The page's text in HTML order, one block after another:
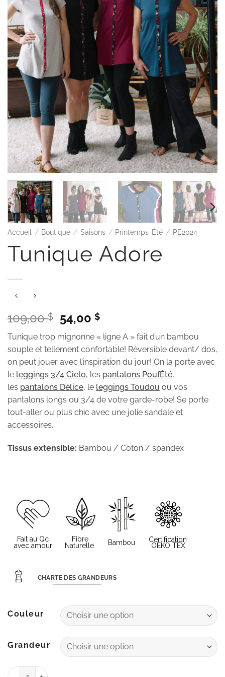
Accueil / Boutique / Saisons / Printemps-Été / PE2024
Tunique Adore
109,00$
Le
prix
initial
était :
109,00 $.
54,00$Le
prix
actuel
est :
54,00 $.
Tunique trop mignonne « ligne A » fait d’un bambou
souple et tellement confortable! Réversible devant/ dos,
on peut jouer avec l’inspiration du jour! On la porte avec
le leggings 3/4 Cielo, les pantalons PoufÉté,
les pantalons Délice, le leggings Toudou ou vos
pantalons longs ou 3/4 de votre garde-robe! Se porte
tout-aller ou plus chic avec une jolie sandale et
accessoires.
Tissus extensible: Bambou / Coton / spandex
CHARTE DES GRANDEURS
Couleur
Grandeur